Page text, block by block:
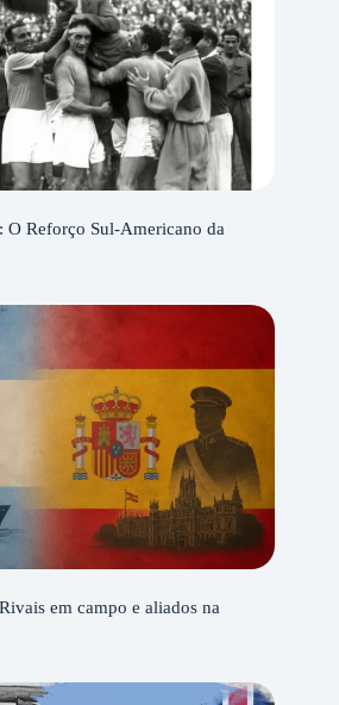
O Reforço Sul-Americano da
em campo e aliados na